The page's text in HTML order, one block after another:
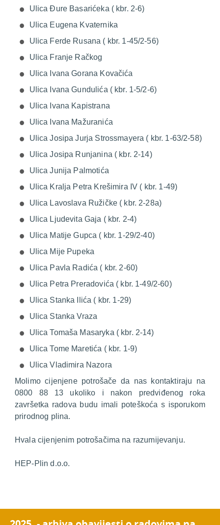
Ulica Đure Basarićeka ( kbr. 2-6)
Ulica Eugena Kvaternika
Ulica Ferde Rusana ( kbr. 1-45/2-56)
Ulica Franje Račkog
Ulica Ivana Gorana Kovačića
Ulica Ivana Gundulića ( kbr. 1-5/2-6)
Ulica Ivana Kapistrana
Ulica Ivana Mažuranića
Ulica Josipa Jurja Strossmayera ( kbr. 1-63/2-58)
Ulica Josipa Runjanina ( kbr. 2-14)
Ulica Junija Palmotića
Ulica Kralja Petra Krešimira IV ( kbr. 1-49)
Ulica Lavoslava Ružičke ( kbr. 2-28a)
Ulica Ljudevita Gaja ( kbr. 2-4)
Ulica Matije Gupca ( kbr. 1-29/2-40)
Ulica Mije Pupeka
Ulica Pavla Radića ( kbr. 2-60)
Ulica Petra Preradovića ( kbr. 1-49/2-60)
Ulica Stanka Ilića ( kbr. 1-29)
Ulica Stanka Vraza
Ulica Tomaša Masaryka ( kbr. 2-14)
Ulica Tome Maretića ( kbr. 1-9)
Ulica Vladimira Nazora
Molimo cijenjene potrošače da nas kontaktiraju na
0800 88 13 ukoliko i nakon predviđenog roka
završetka radova budu imali poteškoća s isporukom
prirodnog plina.
Hvala cijenjenim potrošačima na razumijevanju.
HEP-Plin d.o.o.